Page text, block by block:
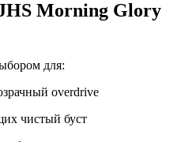
Morning Glory
для:
overdrive
чистый буст